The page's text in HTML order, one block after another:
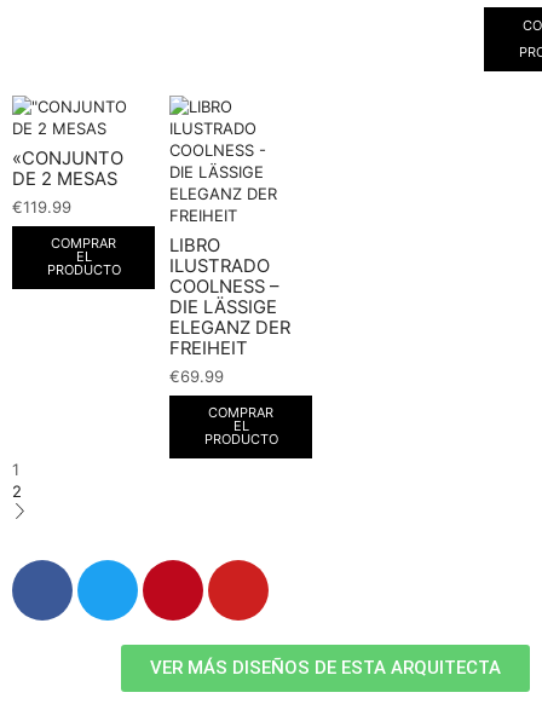
«CONJUNTO
DE 2 MESAS
€119.99
COMPRAR
EL
PRODUCTO
LIBRO
ILUSTRADO
COOLNESS –
DIE LÄSSIGE
ELEGANZ DER
FREIHEIT
€69.99
COMPRAR
EL
PRODUCTO
1
2
VER MÁS DISEÑOS DE ESTA ARQUITECTA